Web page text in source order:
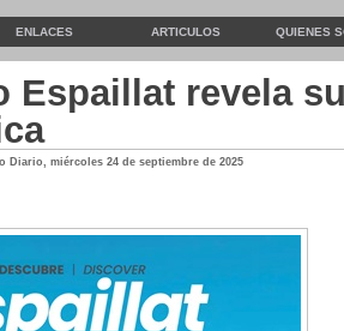
ENLACES ARTICULOS QUIENES
Espaillat revela
Diario, miércoles 24 de septiembre de 2025